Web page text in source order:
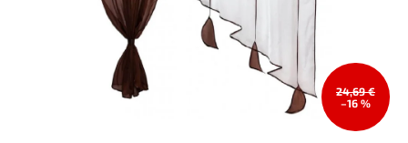
24,69 €
–16 %